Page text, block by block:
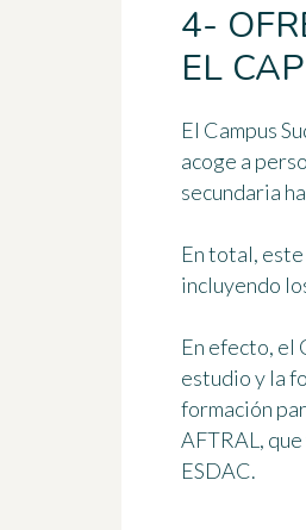
4-
EL
El Campus
acoge a
secundaria
En total,
incluyendo
En efecto, el
estudio y la
formación
AFTRAL,
ESDAC.